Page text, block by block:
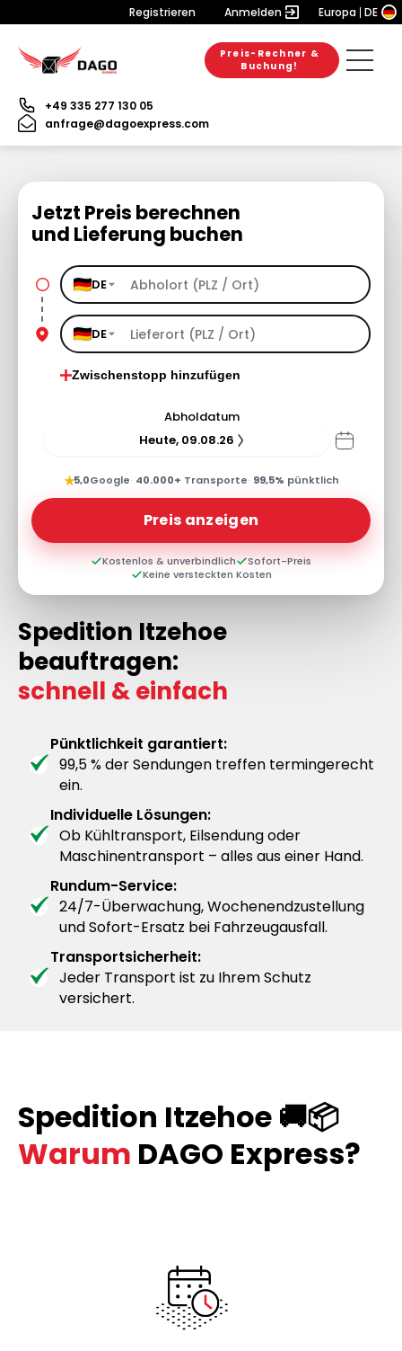
Registrieren Anmelden Europa DE
Preis-Rechner &
Buchung!
+49 335 277 130 05
anfrage@dagoexpress.com
Jetzt Preis berechnen
und Lieferung buchen
DE
DE
Zwischenstopp hinzufügen
Abholdatum
Heute, 09.08.26
★5,0Google· 40.000+ Transporte· 99,5% pünktlich
Preis anzeigen
Kostenlos & unverbindlich
Sofort-Preis
Keine versteckten Kosten
Spedition Itzehoe
beauftragen:
schnell & einfach
Pünktlichkeit garantiert:
99,5 % der Sendungen treffen termingerecht
ein.
Individuelle Lösungen:
Ob Kühltransport, Eilsendung oder
Maschinentransport – alles aus einer Hand.
Rundum-Service:
24/7-Überwachung, Wochenendzustellung
und Sofort-Ersatz bei Fahrzeugausfall.
Transportsicherheit:
Jeder Transport ist zu Ihrem Schutz
versichert.
Spedition Itzehoe 🚚📦
Warum DAGO Express?